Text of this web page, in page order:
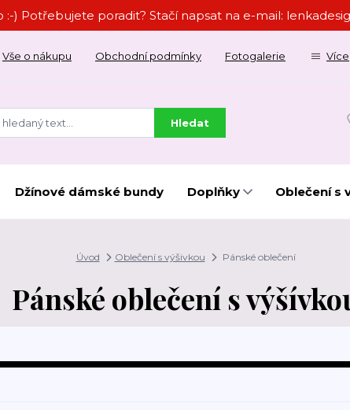
) Potřebujete poradit? Stačí napsat na e-mail:
Vše o nákupu Obchodní podmínky Fotogalerie Více
Hledat
Džínové dámské bundy Doplňky Oblečení s
Úvod Oblečení s výšivkou Pánské oblečení
Pánské oblečení s